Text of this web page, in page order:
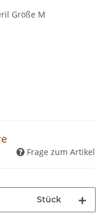
Größe M
Frage zum Artikel
Stück